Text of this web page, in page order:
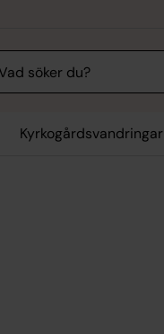
Kyrkogårdsvandringar